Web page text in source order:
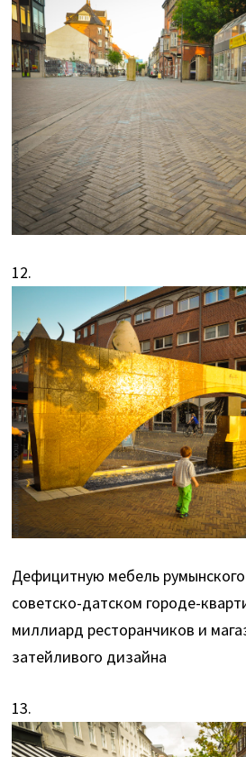
12.
Дефицитную мебель
советско-датском городе-
миллиард ресторанчиков и
затейливого дизайна
13.